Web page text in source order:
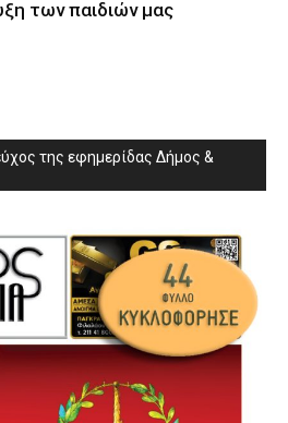
των παιδιών µας
της εφημερίδας Δήμος &